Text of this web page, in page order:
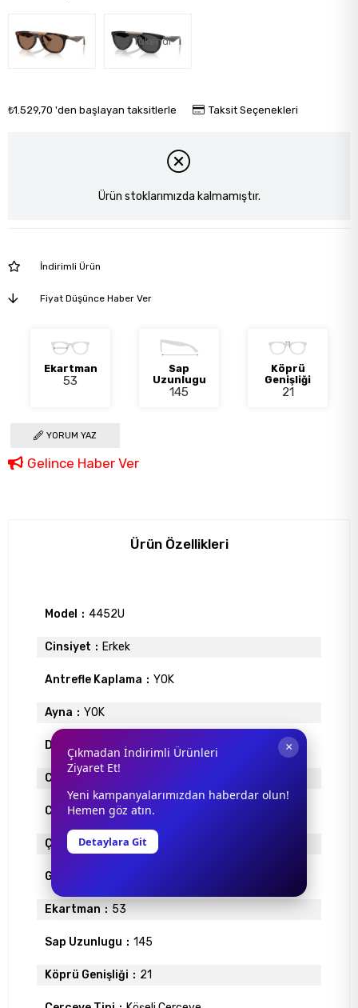
Tükendi
₺1.529,70 'den başlayan taksitlerle Taksit Seçenekleri
Ürün stoklarımızda kalmamıştır.
İndirimli Ürün
Fiyat Düşünce Haber Ver
Ekartman
53
Sap
Uzunlugu
145
Köprü
Genişliği
21
YORUM YAZ
Gelince Haber Ver
Ürün Özellikleri
Model 4452U
Cinsiyet Erkek
Antrefle Kaplama YOK
Ayna YOK
Degrade YOK
Cam Materyali
Cam Rengi KOYU GRİ
Çerçeve Materyali
Gövde Rengi
Ekartman 53
Sap Uzunlugu 145
Köprü Genişliği 21
×
Çıkmadan İndirimli Ürünleri
Ziyaret Et!
Yeni kampanyalarımızdan haberdar olun!
Hemen göz atın.
Detaylara Git